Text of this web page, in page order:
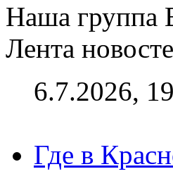
Наша группа
Лента
6.7.2026,
Где в